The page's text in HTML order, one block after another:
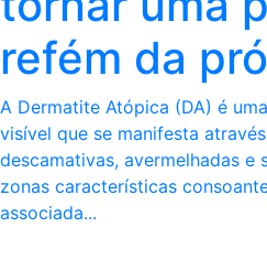
refém da
A Dermatite Atópica (DA) é
visível que se manifesta
descamativas, avermelhadas e
zonas características
associada...